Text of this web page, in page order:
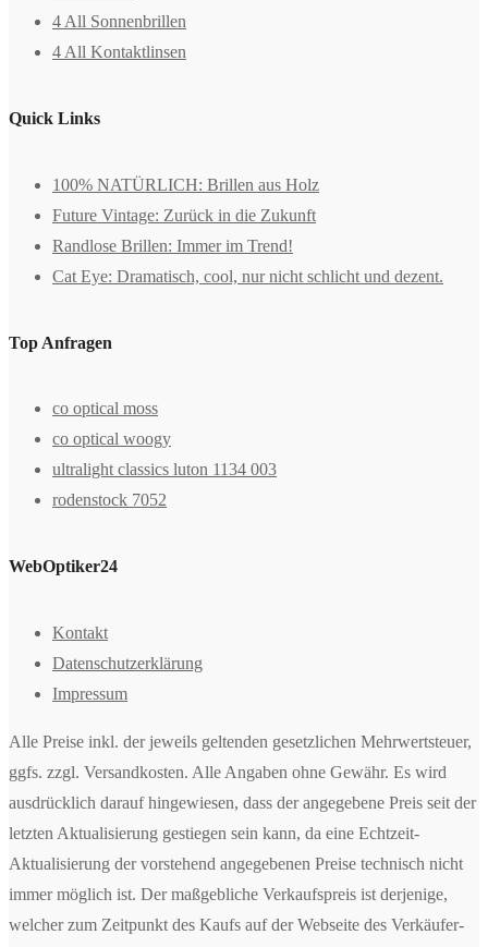
4 All Sonnenbrillen
4 All Kontaktlinsen
Quick Links
100% NATÜRLICH: Brillen aus Holz
Future Vintage: Zurück in die Zukunft
Randlose Brillen: Immer im Trend!
Cat Eye: Dramatisch, cool, nur nicht schlicht und dezent.
Top Anfragen
co optical moss
co optical woogy
ultralight classics luton 1134 003
rodenstock 7052
WebOptiker24
Kontakt
Datenschutzerklärung
Impressum
Alle Preise inkl. der jeweils geltenden gesetzlichen Mehrwertsteuer,
ggfs. zzgl. Versandkosten. Alle Angaben ohne Gewähr. Es wird
ausdrücklich darauf hingewiesen, dass der angegebene Preis seit der
letzten Aktualisierung gestiegen sein kann, da eine Echtzeit-
Aktualisierung der vorstehend angegebenen Preise technisch nicht
immer möglich ist. Der maßgebliche Verkaufspreis ist derjenige,
welcher zum Zeitpunkt des Kaufs auf der Webseite des Verkäufer-